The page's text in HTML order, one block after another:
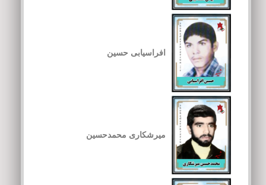
افراسیابی حسین
میرشکاری محمدحسین